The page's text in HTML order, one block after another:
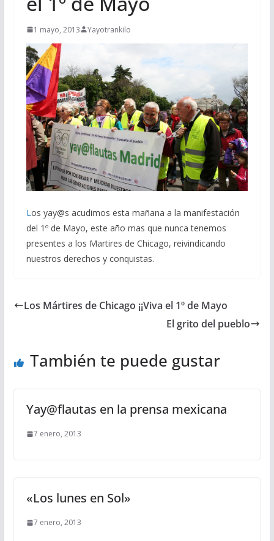
1 mayo, 2013 Yayotrankilo
Los yay@s acudimos esta mañana a la manifestación
del 1º de Mayo, este año mas que nunca tenemos
presentes a los Martires de Chicago, reivindicando
nuestros derechos y conquistas.
Los Mártires de Chicago ¡¡Viva el 1º de Mayo
El grito del pueblo
También te puede gustar
Yay@flautas en la prensa mexicana
7 enero, 2013
«Los lunes en Sol»
7 enero, 2013